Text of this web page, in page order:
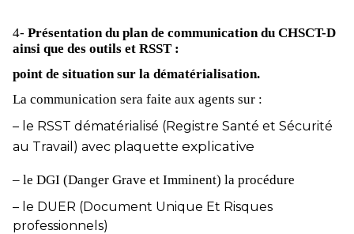
4- Présentation du plan de communication du CHSCT-D
ainsi que des outils et RSST :
point de situation sur la dématérialisation.
La communication sera faite aux agents sur :
– le RSST dématérialisé (Registre Santé et Sécurité
au Travail) avec plaquette explicative
– le DGI (Danger Grave et Imminent) la procédure
– le DUER (Document Unique Et Risques
professionnels)